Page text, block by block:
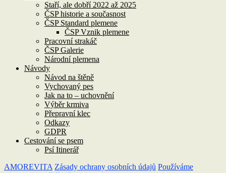
Staří, ale dobří 2022 až 2025
ČSP historie a současnost
ČSP Standard plemene
ČSP Vznik plemene
Pracovní strakáč
ČSP Galerie
Národní plemena
Návody
Návod na štěně
Vychovaný pes
Jak na to – uchovnění
Výběr krmiva
Přepravní klec
Odkazy
GDPR
Cestování se psem
Psí Itinerář
AMOREVITA Zásady ochrany osobních údajů Používáme